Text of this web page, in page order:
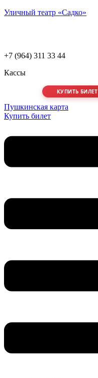
Уличный театр «Садко»
+7 (964) 311 33 44
Кассы
КУПИТЬ БИЛЕТ
Пушкинская карта
Купить билет